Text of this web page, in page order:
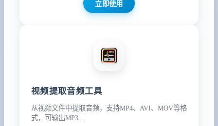
立即使用
视频提取音频工具
从视频文件中提取音频，支持MP4、AVI、MOV等格
式，可输出MP3...